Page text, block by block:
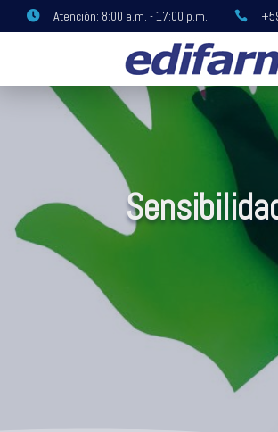
 Atención: 8:00 a.m. - 17:00 p.m. 